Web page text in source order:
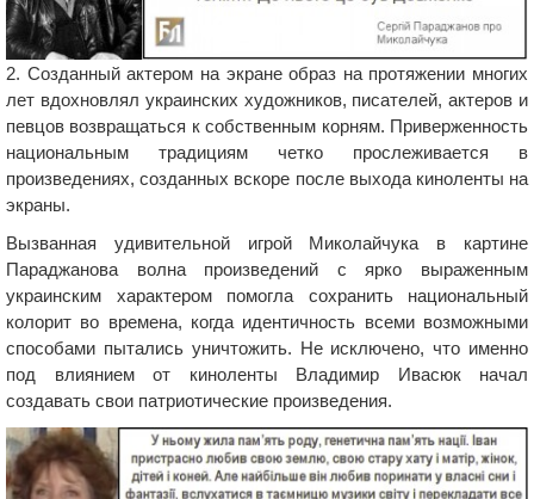
2. Созданный актером на экране образ на протяжении многих
лет вдохновлял украинских художников, писателей, актеров и
певцов возвращаться к собственным корням. Приверженность
национальным традициям четко прослеживается в
произведениях, созданных вскоре после выхода киноленты на
экраны.
Вызванная удивительной игрой Миколайчука в картине
Параджанова волна произведений с ярко выраженным
украинским характером помогла сохранить национальный
колорит во времена, когда идентичность всеми возможными
способами пытались уничтожить. Не исключено, что именно
под влиянием от киноленты Владимир Ивасюк начал
создавать свои патриотические произведения.